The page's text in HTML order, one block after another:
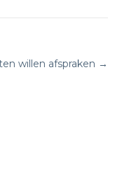
willen afspraken →